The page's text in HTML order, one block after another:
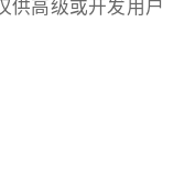
供高级或开发用户